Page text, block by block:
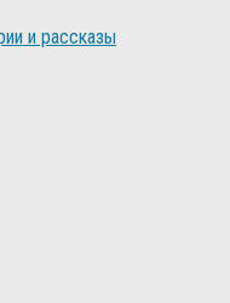
и рассказы